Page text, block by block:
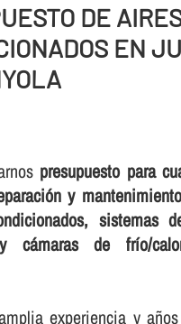
DE
EN
presupuesto para
y
sistemas
y cámaras de frí­o/
experiencia y